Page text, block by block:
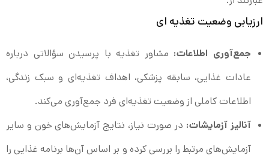
ارزیابی وضعیت تغذیه‌ ای
جمع‌آوری اطلاعات:مشاور تغذیه با پرسیدن سؤالاتی درباره
عادات غذایی، سابقه پزشکی، اهداف تغذیه‌ای و سبک زندگی،
اطلاعات کاملی از وضعیت تغذیه‌ای فرد جمع‌آوری می‌کند.
آنالیز آزمایشات:در صورت نیاز، نتایج آزمایش‌های خون و سایر
آزمایش‌های مرتبط را بررسی کرده و بر اساس آن‌ها برنامه غذایی را